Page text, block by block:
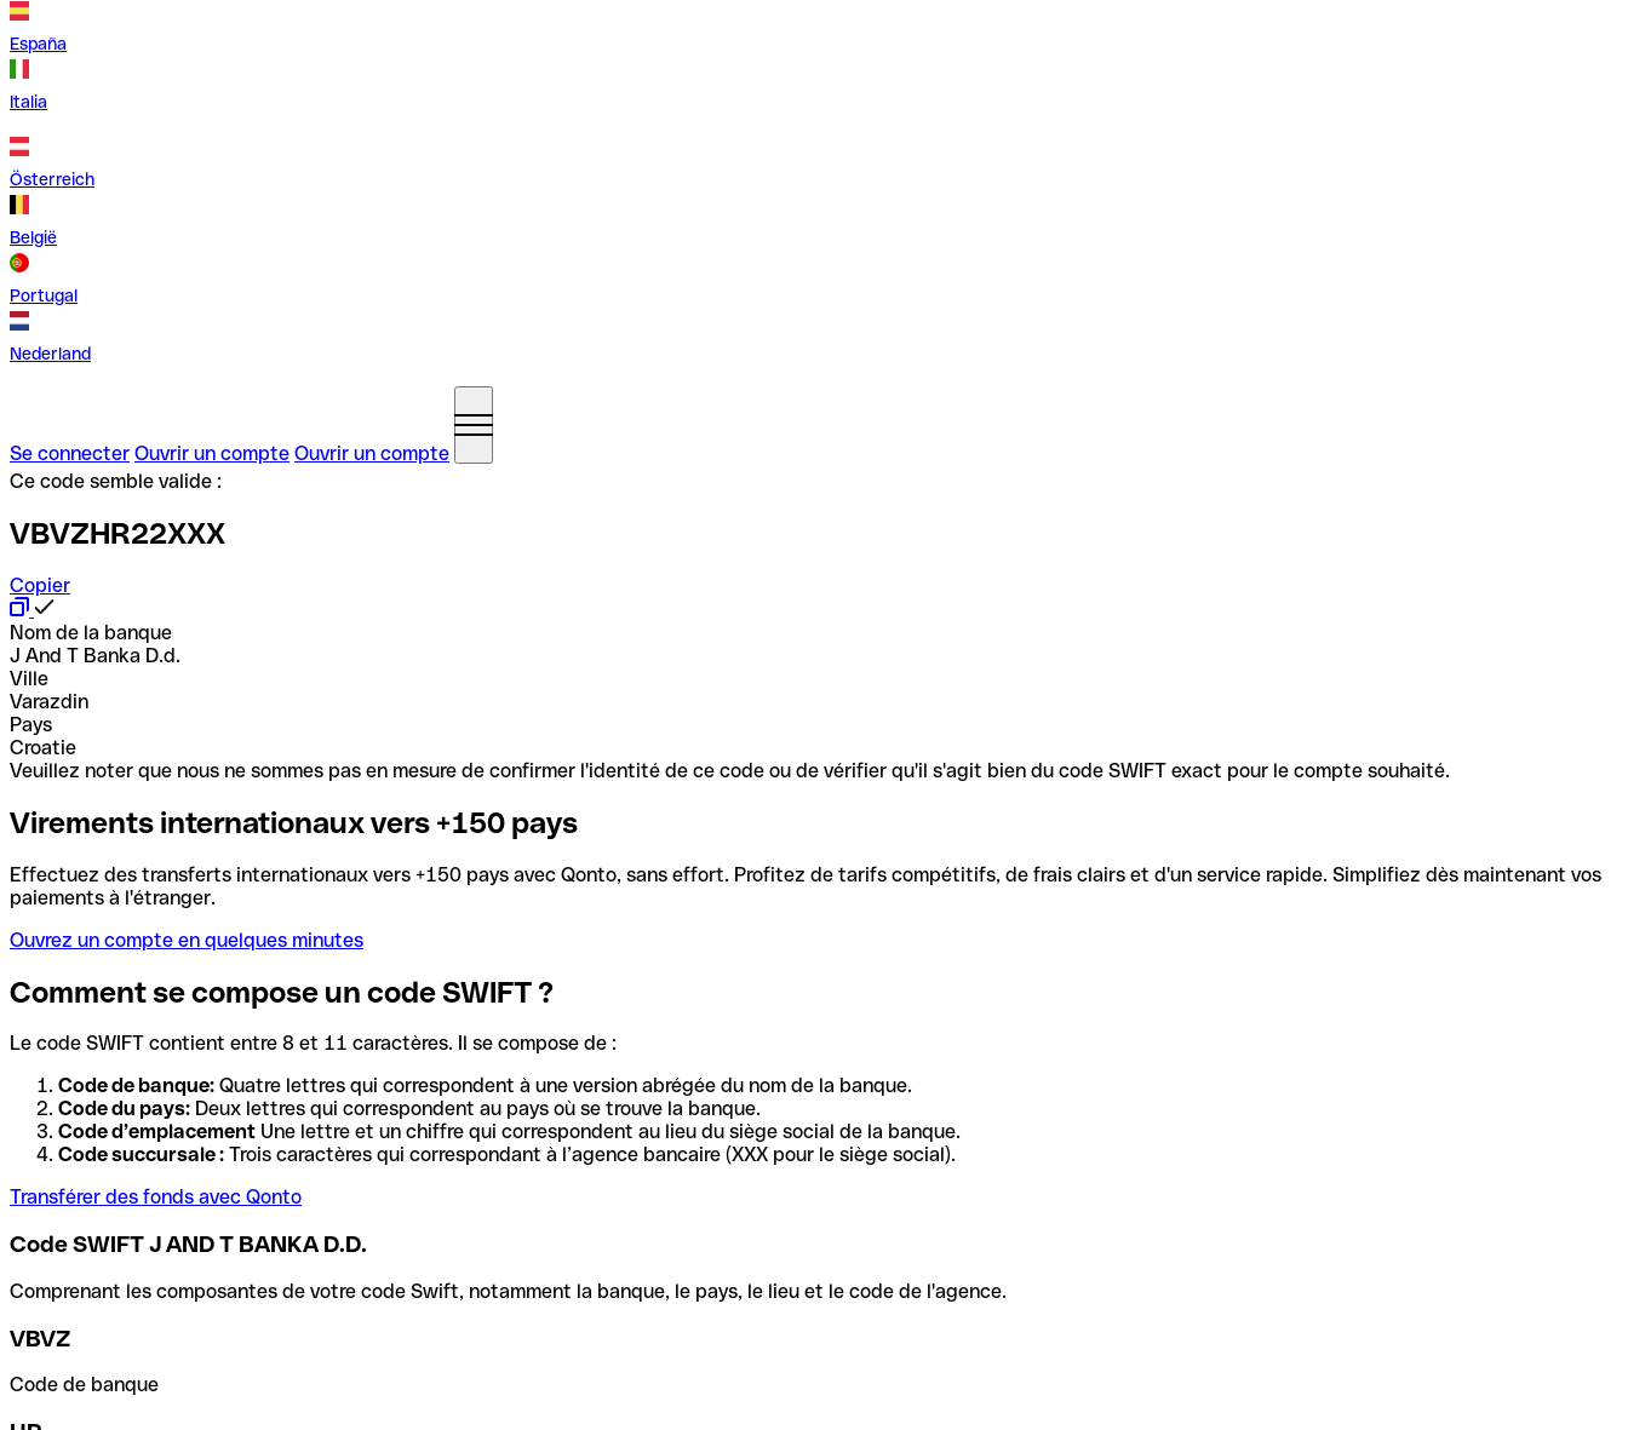
España
Italia
Österreich
België
Portugal
Nederland
Se connecter Ouvrir un compte Ouvrir un compte
Ce code semble valide :
VBVZHR22XXX
Copier
Nom de la banque
J And T Banka D.d.
Ville
Varazdin
Pays
Croatie
Veuillez noter que nous ne sommes pas en mesure de confirmer l'identité de ce code ou de vérifier qu'il s'agit bien du code SWIFT exact pour le compte souhaité.
Virements internationaux vers +150 pays
Effectuez des transferts internationaux vers +150 pays avec Qonto, sans effort. Profitez de tarifs compétitifs, de frais clairs et d'un service rapide. Simplifiez dès maintenant vos
paiements à l'étranger.
Ouvrez un compte en quelques minutes
Comment se compose un code SWIFT ?
Le code SWIFT contient entre 8 et 11 caractères. Il se compose de :
Code de banque: Quatre lettres qui correspondent à une version abrégée du nom de la banque.
Code du pays: Deux lettres qui correspondent au pays où se trouve la banque.
Code d’emplacement Une lettre et un chiffre qui correspondent au lieu du siège social de la banque.
Code succursale : Trois caractères qui correspondant à l’agence bancaire (XXX pour le siège social).
Transférer des fonds avec Qonto
Code SWIFT J AND T BANKA D.D.
Comprenant les composantes de votre code Swift, notamment la banque, le pays, le lieu et le code de l'agence.
VBVZ
Code de banque